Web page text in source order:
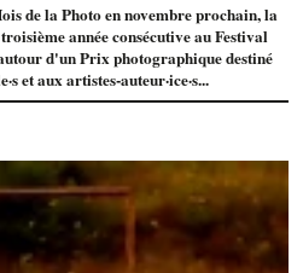
de la Photo en novembre prochain, la
année consécutive au Festival
d'un Prix photographique destiné
et aux artistes-auteur·ice·s...